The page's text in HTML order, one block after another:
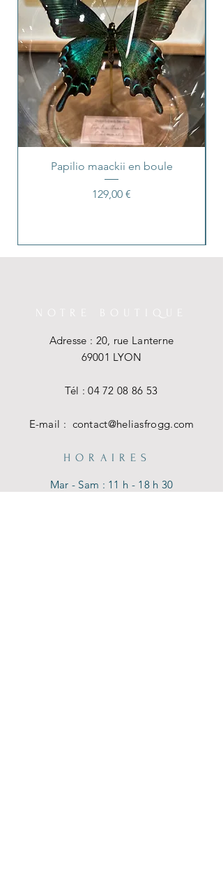
Papilio maackii en boule
Prix
129,00 €
NOTRE BOUTIQUE
Adresse : 20, rue Lanterne
69001 LYON
Tél :04 72 08 86 53
E-mail : contact@heliasfrogg.com
HORAIRES
Mar - Sam : 11 h - 18 h 30